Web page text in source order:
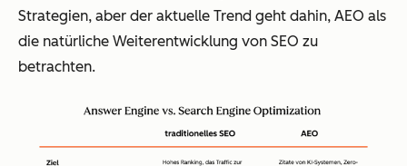
Strategien, aber der aktuelle Trend geht dahin, AEO als
die natürliche Weiterentwicklung von SEO zu
betrachten.